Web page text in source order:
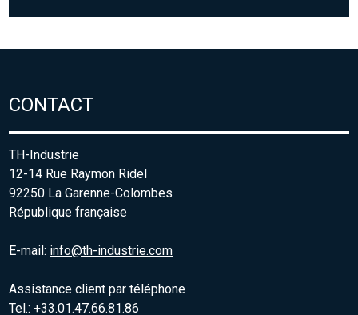
CONTACT
TH-Industrie
12-14 Rue Raymon Ridel
92250 La Garenne-Colombes
République française
E-mail: info@th-industrie.com
Assistance client par téléphone
Tel.: +33.01.47.66.81.86